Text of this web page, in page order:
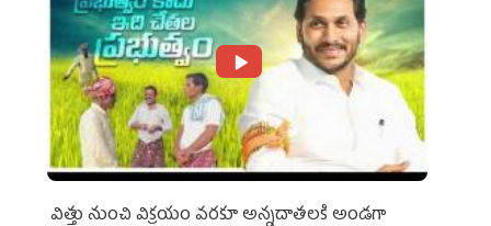
విత్తు నుంచి విక్రయం వరకూ అన్నదాతలకి అండగా